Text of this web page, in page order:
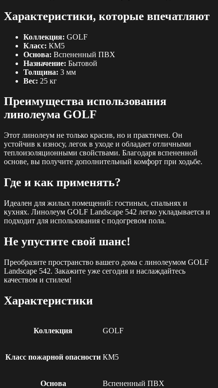
Характеристики, которые впечатляют
Коллекция: GOLF
Класс: КМ5
Основа: Вспененный ПВХ
Назначение: Бытовой
Толщина: 3 мм
Вес: 25 кг
Преимущества использования
линолеума GOLF
Этот линолеум не только красив, но и практичен. Он
устойчив к износу, легок в уходе и обладает отличными
теплоизоляционными свойствами. Благодаря вспененной
основе, вы получите дополнительный комфорт при ходьбе.
Где и как применять?
Идеален для жилых помещений: гостиных, спальнях и
кухнях. Линолеум GOLF Landscape 542 легко укладывается и
подходит для использования с подогревом пола.
Не упустите свой шанс!
Преобразите пространство вашего дома с линолеумом GOLF
Landscape 542. Закажите уже сегодня и наслаждайтесь
качеством и стилем!
Характеристики
Коллекция GOLF
Класс пожарной опасности КМ5
Основа Вспененный ПВХ